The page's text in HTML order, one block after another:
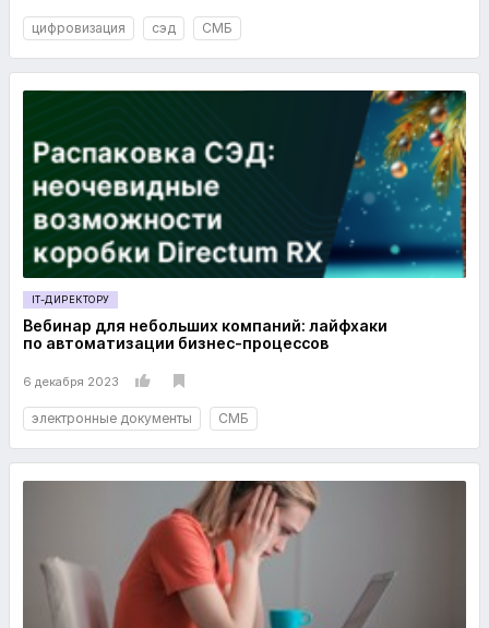
цифровизация сэд СМБ
IT-ДИРЕКТОРУ
Вебинар для небольших компаний: лайфхаки
по автоматизации бизнес-процессов
6 декабря 2023
электронные документы СМБ